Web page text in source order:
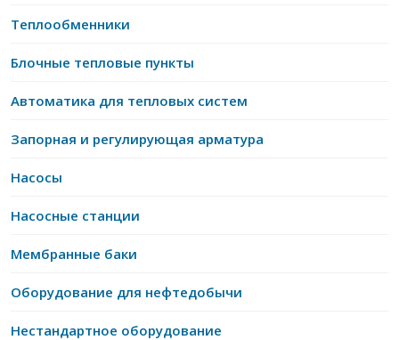
Теплообменники
Блочные тепловые пункты
Автоматика для тепловых систем
Запорная и регулирующая арматура
Насосы
Насосные станции
Мембранные баки
Оборудование для нефтедобычи
Нестандартное оборудование